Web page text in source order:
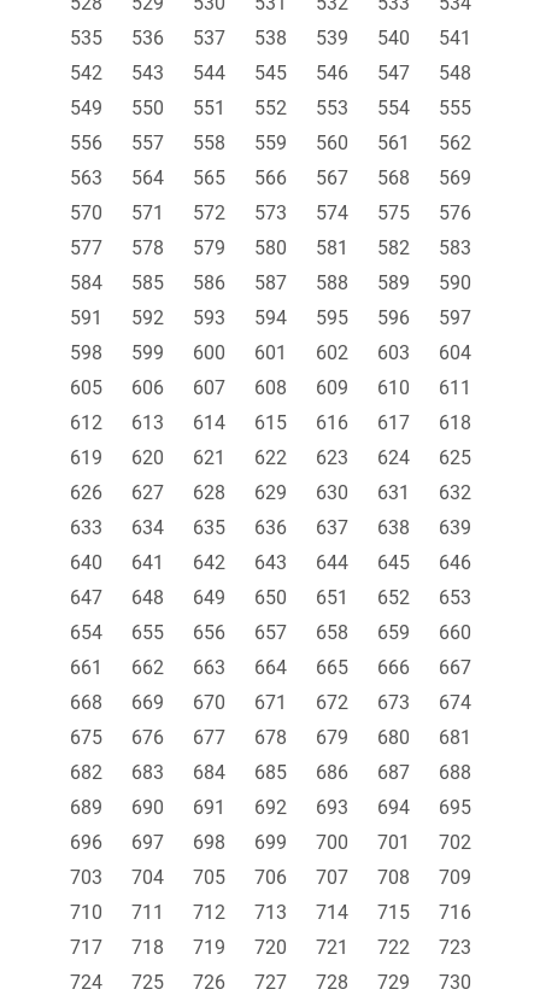
535
536 537 538 539 540
541
542
543 544 545 546 547
548
549
550 551 552 553 554
555
556
557 558 559 560 561
562
563
564 565 566 567 568
569
570
571 572 573 574 575
576
577
578 579 580 581 582
583
584
585 586 587 588 589
590
591
592 593 594 595 596
597
598
599 600 601 602 603
604
605
606 607 608 609 610
611
612
613 614 615 616 617
618
619
620 621 622 623 624
625
626
627 628 629 630 631
632
633
634 635 636 637 638
639
640
641 642 643 644 645
646
647
648 649 650 651 652
653
654
655 656 657 658 659
660
661
662 663 664 665 666
667
668
669 670 671 672 673
674
675
676 677 678 679 680
681
682
683 684 685 686 687
688
689
690 691 692 693 694
695
696
697 698 699 700 701
702
703
704 705 706 707 708
709
710
711 712 713 714 715
716
717
718 719 720 721 722
723
724
725 726 727 728 729
730